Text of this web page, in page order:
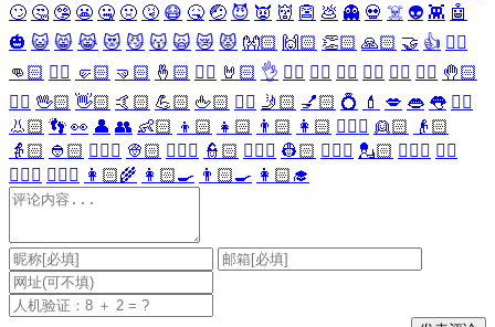
🙄 🤔 🤥 😬 🤐 🤢 🤧 😷 🤒 🤕 😈 👿 👹 👺 💩 👻 💀 ☠️ 👽 👾 🤖
🎃 😺 😸 😹 😻 😼 😽 🙀 😿 😾 👐🏻 🙌🏻 👏🏻 🙏🏻 🤝 👍 👎🏻
👊🏻 ✊🏻 🤛🏻 🤜🏻 🤞🏻 ✌🏻 🤘🏻 👌 👈🏻 👉🏻 👆🏻 👇🏻 ☝🏻 ✋🏻 🤚🏻
🖐🏻 🖖🏻 👋🏻 🤙🏻 💪🏻 🖕🏻 ✍🏻 🤳🏻 💅🏻 💍 💄 💋 👄 👅 👂🏻
👃🏻 👣 👀 👤 👥 👶🏻 👦🏻 👧🏻 👨🏻 👩🏻 👱🏻‍♀️ 👱🏻
👴🏻
👵🏻 👲🏻 👳🏻‍♀️ 👳🏻 👮🏻‍♀️ 👮🏻 👷🏻‍♀️ 👷🏻 💂🏻‍♀️ 💂🏻 🕵🏻‍♀️ 🕵🏻
👩🏻‍⚕️ 👨🏻‍⚕️ 👩🏻‍🌾 👩🏻‍🍳 👨🏻‍🍳 👩🏻‍🎓